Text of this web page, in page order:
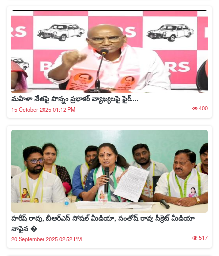
మహిళా నేతపై పొన్నం ప్రభాకర్ వ్యాఖ్యలపై ఫైర్....
15 October 2025 01:12 PM 400
హరీష్ రావు, బీఆర్ఎస్ సోషల్ మీడియా, సంతోష్ రావు సీక్రెట్ మీడియా
నాపైన �
20 September 2025 02:52 PM 517